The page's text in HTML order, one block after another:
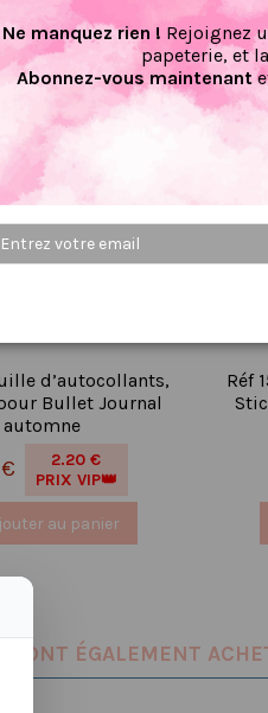
d’autocollants,
Bullet Journal
automne
2.20 €
PRIX VIP👑
au panier
Réf
ONT ÉGALEMENT
Ne manquez rien ! Rejoignez
papeterie, et
Abonnez-vous maintenant